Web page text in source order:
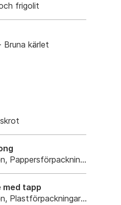
frigolit
kärlet
Pappersförpackningar. Eller
med tapp
Plastförpackningar. Eller